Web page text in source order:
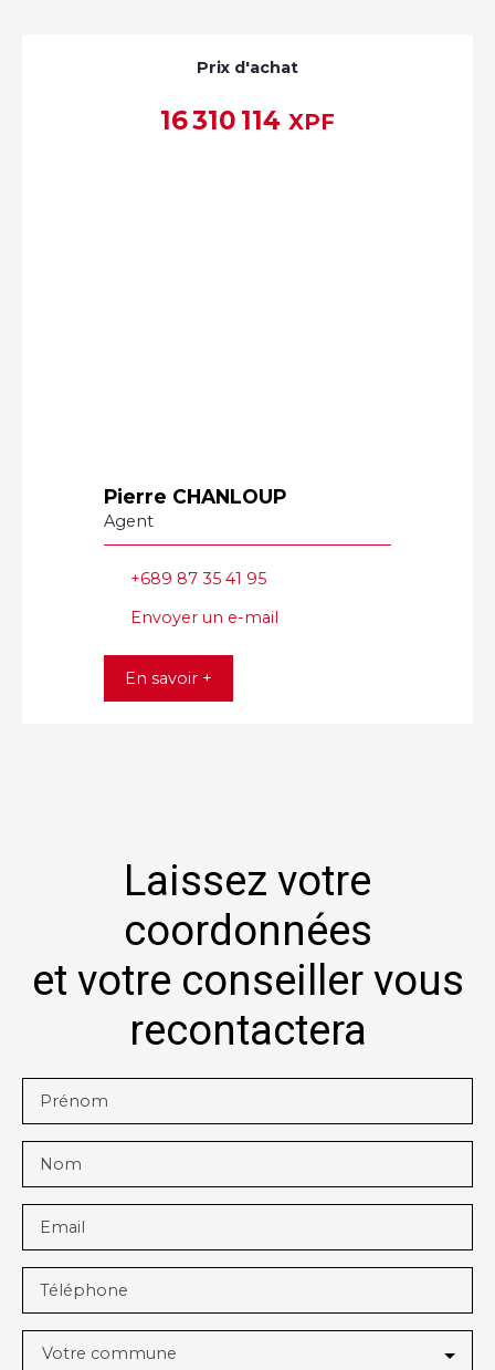
Prix d'achat
16 310 114 XPF
Pierre CHANLOUP
Agent
+689 87 35 41 95
Envoyer un e-mail
En savoir +
Laissez votre
coordonnées
et votre conseiller vous
recontactera
Prénom
Nom
Email
Téléphone
Votre commune